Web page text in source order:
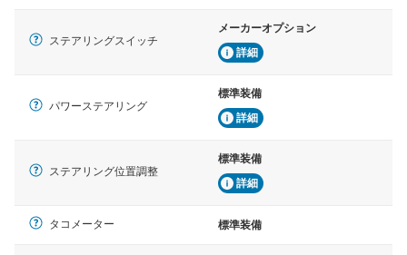
ステアリングスイッチ
メーカーオプション
詳細
パワーステアリング
標準装備
詳細
ステアリング位置調整
標準装備
詳細
タコメーター 標準装備